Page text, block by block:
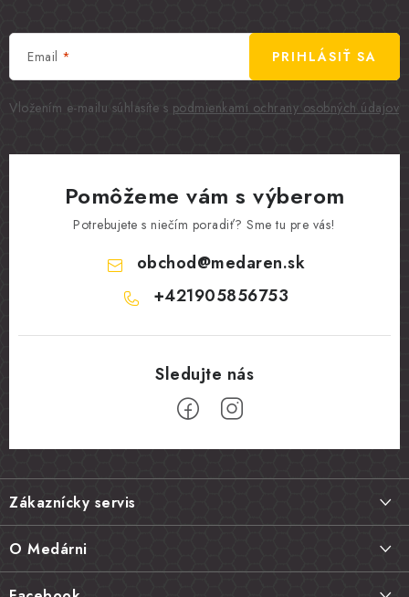
Email
Vložením e-mailu súhlasíte s podmienkami ochrany osobných údajov
PRIHLÁSIŤ SA
Pomôžeme vám s výberom
Potrebujete s niečím poradiť? Sme tu pre vás!
obchod@medaren.sk
+421905856753
Z
á
p
ä
Zákaznícky servis
Vrátenie tovaru, výmena a reklamácie
O Medárni